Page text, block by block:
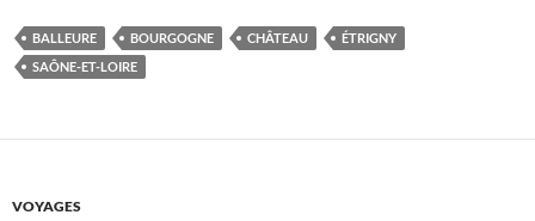
BALLEURE BOURGOGNE CHÂTEAU
ÉTRIGNY
SAÔNE-ET-LOIRE
VOYAGES